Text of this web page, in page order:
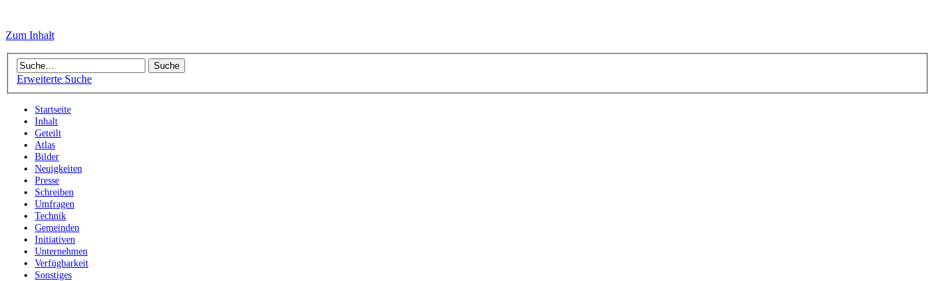
Zum Inhalt
Erweiterte Suche
Startseite
Inhalt
Geteilt
Atlas
Bilder
Neuigkeiten
Presse
Schreiben
Umfragen
Technik
Gemeinden
Initiativen
Unternehmen
Verfügbarkeit
Sonstiges